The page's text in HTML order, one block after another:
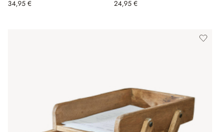
34,95 € 24,95 €